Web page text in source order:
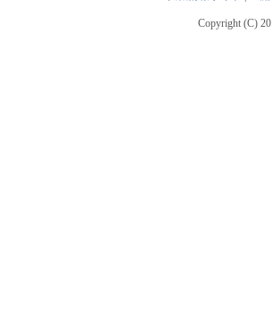
Copyright (C)